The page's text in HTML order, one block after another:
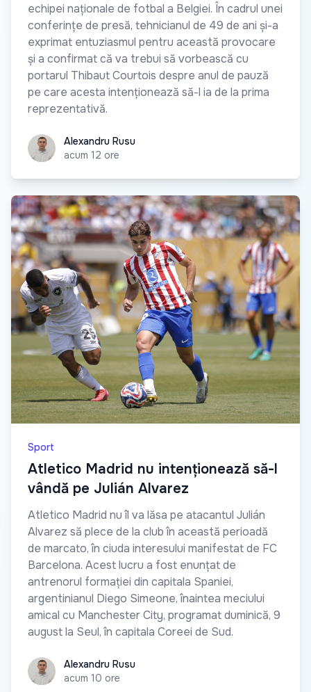
echipei naționale de fotbal a Belgiei. În cadrul unei
conferințe de presă, tehnicianul de 49 de ani și-a
exprimat entuziasmul pentru această provocare
și a confirmat că va trebui să vorbească cu
portarul Thibaut Courtois despre anul de pauză
pe care acesta intenționează să-l ia de la prima
reprezentativă.
Alexandru Rusu
Alexandru Rusu
acum 12 ore
Sport
Atletico Madrid nu intenționează să-l
vândă pe Julián Alvarez
Atletico Madrid nu îl va lăsa pe atacantul Julián
Alvarez să plece de la club în această perioadă
de marcato, în ciuda interesului manifestat de FC
Barcelona. Acest lucru a fost enunțat de
antrenorul formației din capitala Spaniei,
argentinianul Diego Simeone, înaintea meciului
amical cu Manchester City, programat duminică, 9
august la Seul, în capitala Coreei de Sud.
Alexandru Rusu
Alexandru Rusu
acum 10 ore